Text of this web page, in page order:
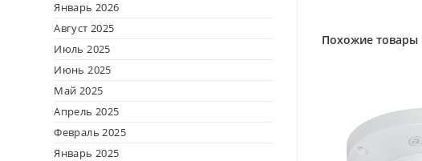
Похожие товары
Январь 2026
Август 2025
Июль 2025
Июнь 2025
Май 2025
Апрель 2025
Февраль 2025
Январь 2025